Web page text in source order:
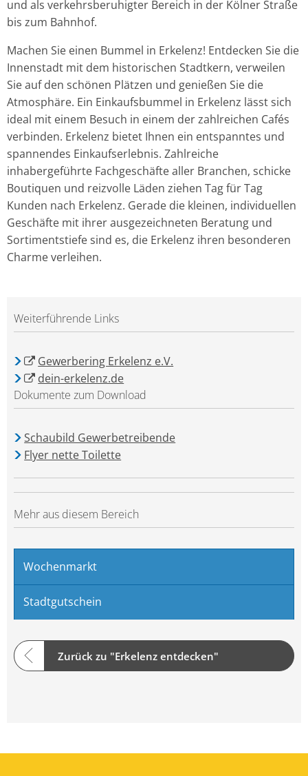
und als verkehrsberuhigter Bereich in der Kölner Straße
bis zum Bahnhof.
Machen Sie einen Bummel in Erkelenz! Entdecken Sie die
Innenstadt mit dem historischen Stadtkern, verweilen
Sie auf den schönen Plätzen und genießen Sie die
Atmosphäre. Ein Einkaufsbummel in Erkelenz lässt sich
ideal mit einem Besuch in einem der zahlreichen Cafés
verbinden. Erkelenz bietet Ihnen ein entspanntes und
spannendes Einkaufserlebnis. Zahlreiche
inhabergeführte Fachgeschäfte aller Branchen, schicke
Boutiquen und reizvolle Läden ziehen Tag für Tag
Kunden nach Erkelenz. Gerade die kleinen, individuellen
Geschäfte mit ihrer ausgezeichneten Beratung und
Sortimentstiefe sind es, die Erkelenz ihren besonderen
Charme verleihen.
Weiterführende Links
Gewerbering Erkelenz e.V.
dein-erkelenz.de
Dokumente zum Download
Schaubild Gewerbetreibende
Flyer nette Toilette
Mehr aus diesem Bereich
Wochenmarkt
Stadtgutschein
Zurück zu "Erkelenz entdecken"